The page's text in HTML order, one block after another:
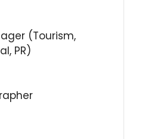
(Tourism,
PR)